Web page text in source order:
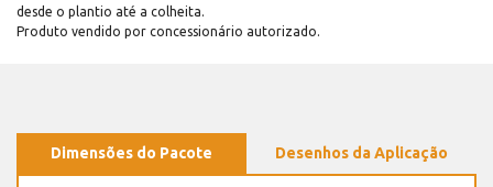
desde o plantio até a colheita.
Produto vendido por concessionário autorizado.
Dimensões do Pacote Desenhos da Aplicação